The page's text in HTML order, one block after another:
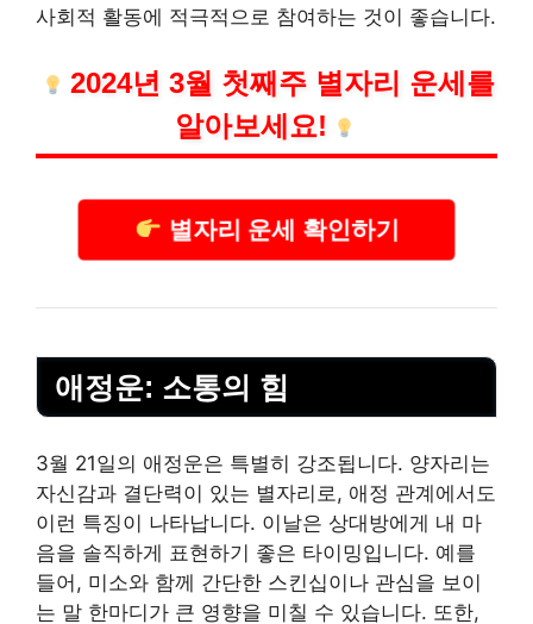
사회적 활동에 적극적으로 참여하는 것이 좋습니다.
2024년 3월 첫째주 별자리 운세를
알아보세요!
별자리 운세 확인하기
애정운: 소통의 힘
3월 21일의 애정운은 특별히 강조됩니다. 양자리는
자신감과 결단력이 있는 별자리로, 애정 관계에서도
이런 특징이 나타납니다. 이날은 상대방에게 내 마
음을 솔직하게 표현하기 좋은 타이밍입니다. 예를
들어, 미소와 함께 간단한 스킨십이나 관심을 보이
는 말 한마디가 큰 영향을 미칠 수 있습니다. 또한,